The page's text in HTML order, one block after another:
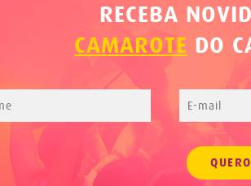
RECEBA
CAMAROTE DO